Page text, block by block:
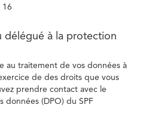
16
délégué à la protection
au traitement de vos données à
de des droits que vous
prendre contact avec le
(DPO) du SPF